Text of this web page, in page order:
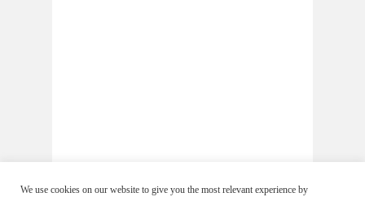
We use cookies on our website to give you the most relevant experience by